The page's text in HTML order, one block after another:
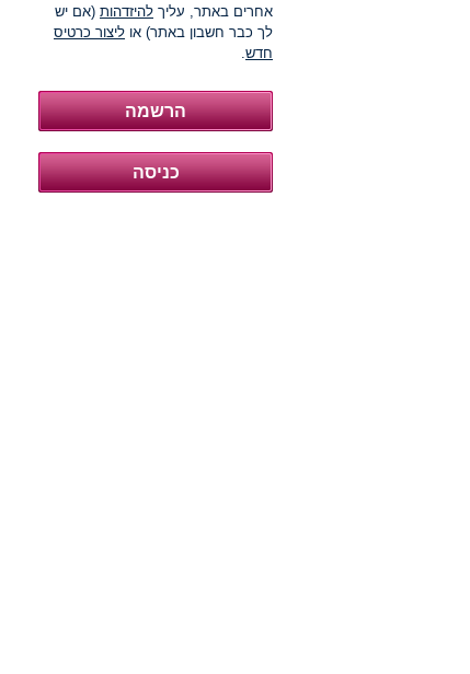
אחרים באתר, עליך להיזדהות (אם יש
לך כבר חשבון באתר) או ליצור כרטיס
חדש.